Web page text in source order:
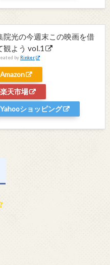
院光の今週末この映画を借
観よう vol.1
by Rinker
Amazon
楽天市場
Yahooショッピング